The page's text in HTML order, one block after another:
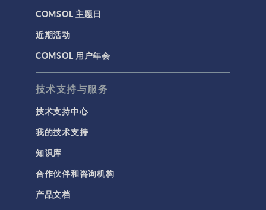
COMSOL 主题日
近期活动
COMSOL 用户年会
技术支持与服务
技术支持中心
我的技术支持
知识库
合作伙伴和咨询机构
产品文档